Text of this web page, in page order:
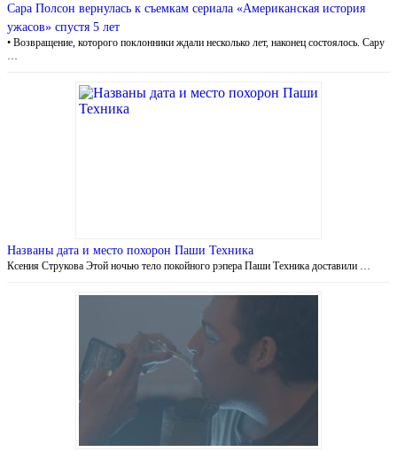
Сара Полсон вернулась к съемкам сериала «Американская история
ужасов» спустя 5 лет
• Возвращение, которого поклонники ждали несколько лет, наконец состоялось. Сару
…
Названы дата и место похорон Паши Техника
Ксения Струкова Этой ночью тело покойного рэпера Паши Техника доставили …